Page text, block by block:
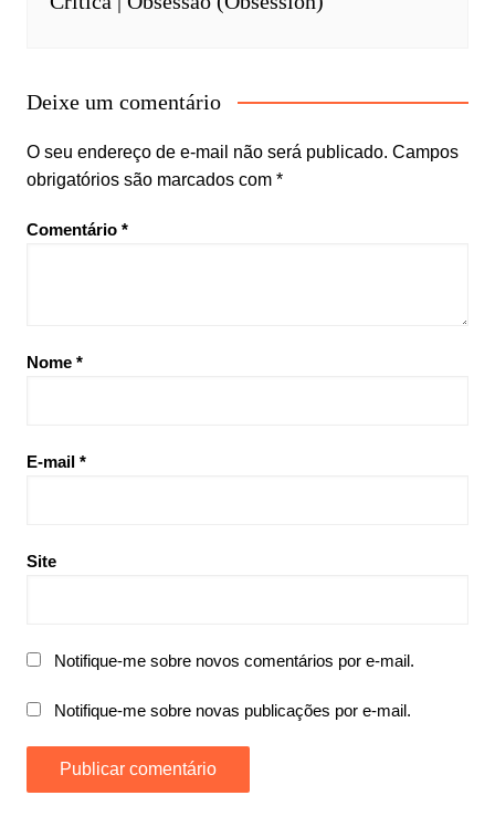
Deixe um comentário
O seu endereço de e-mail não será publicado. Campos
obrigatórios são marcados com *
Comentário *
Nome *
E-mail *
Site
Notifique-me sobre novos comentários por e-mail.
Notifique-me sobre novas publicações por e-mail.